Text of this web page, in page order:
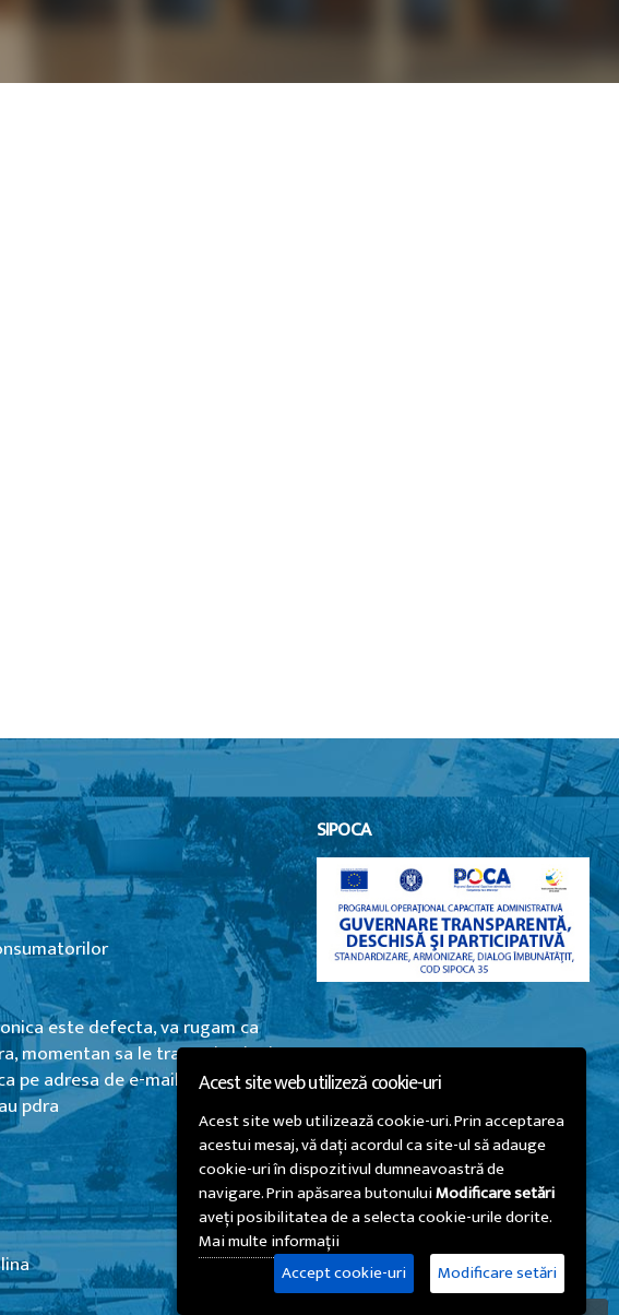
este defecta, va rugam ca
momentan sa le transmiteti prin
pe adresa de e-mail
pdra
SIPOCA
Acest site web utilizeză cookie-uri
Acest site web utilizează cookie-uri. Prin acceptarea
acestui mesaj, vă dați acordul ca site-ul să adauge
cookie-uri în dispozitivul dumneavoastră de
navigare. Prin apăsarea butonuluiModificare setări
aveți posibilitatea de a selecta cookie-urile dorite.
Mai multe informații
Accept cookie-uri
Modificare setări